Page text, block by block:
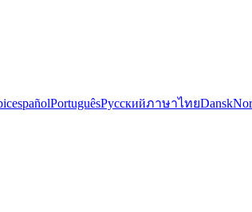
españolPortuguêsРусскийภาษาไทยDansk